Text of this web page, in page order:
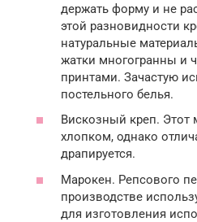
держать форму и не
этой разновидности
натуральные
жатки многогранны и
принтами. Зачастую
постельного белья.
Вискозный креп. Этот
хлопком, однако
драпируется.
Марокен. Репсового
производстве
для изготовления